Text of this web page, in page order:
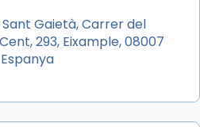
juliol, ha tingut lloc la
en agraïment al
de la visita apostòlica
Sant Gaietà, Carrer del
293, Eixample, 08007